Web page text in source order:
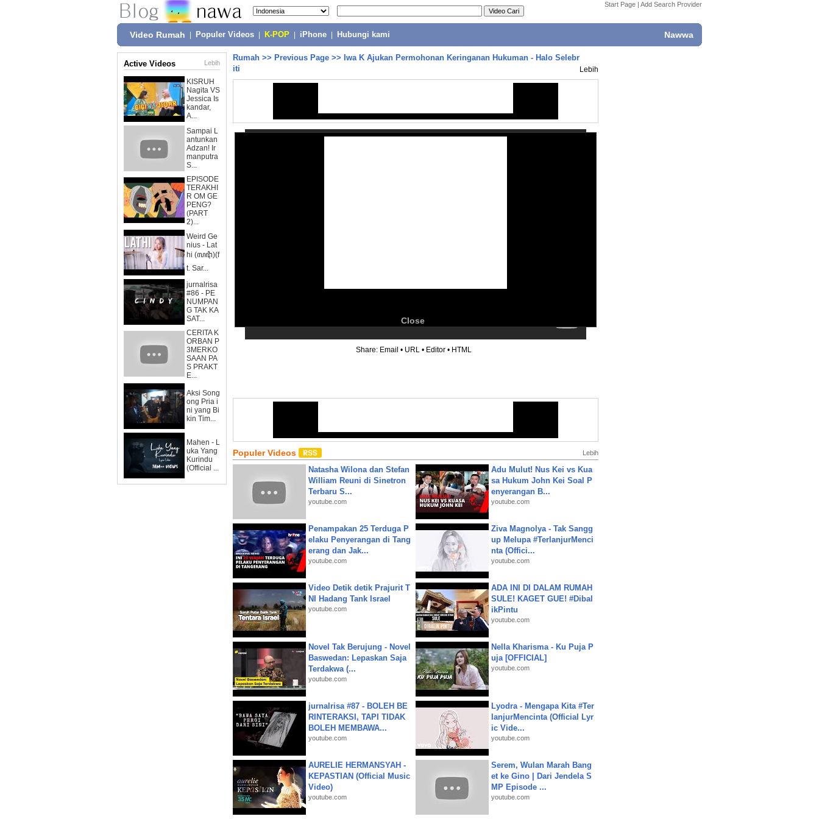
Start Page | Add Search Provider
Video Rumah Populer Videos K-POP iPhone Hubungi kami Nawwa
Active Videos Lebih
KISRUH
Nagita VS
Jessica Is
kandar,
A...
Sampai L
antunkan
Adzan! Ir
manputra
S...
EPISODE
TERAKHI
R OM GE
PENG?
(PART
2)...
Weird Ge
nius - Lat
hi (ꦭꦛꦶ)(f
t. Sar...
jurnalrisa
#86 - PE
NUMPAN
G TAK KA
SAT...
CERITA K
ORBAN P
3MERKO
SAAN PA
S PRAKT
E...
Aksi Song
ong Pria i
ni yang Bi
kin Tim...
Mahen - L
uka Yang
Kurindu
(Official ...
Rumah >> Previous Page >> Iwa K Ajukan Permohonan Keringanan Hukuman - Halo Selebr
iti
Lebih
Close
Share: Email • URL • Editor • HTML
Populer Videos Lebih
Natasha Wilona dan Stefan
William Reuni di Sinetron
Terbaru S...
youtube.com
Adu Mulut! Nus Kei vs Kua
sa Hukum John Kei Soal P
enyerangan B...
youtube.com
Penampakan 25 Terduga P
elaku Penyerangan di Tang
erang dan Jak...
youtube.com
Ziva Magnolya - Tak Sangg
up Melupa #TerlanjurMenci
nta (Offici...
youtube.com
Video Detik detik Prajurit T
NI Hadang Tank Israel
youtube.com
ADA INI DI DALAM RUMAH
SULE! KAGET GUE! #Dibal
ikPintu
youtube.com
Novel Tak Berujung - Novel
Baswedan: Lepaskan Saja
Terdakwa (...
youtube.com
Nella Kharisma - Ku Puja P
uja [OFFICIAL]
youtube.com
jurnalrisa #87 - BOLEH BE
RINTERAKSI, TAPI TIDAK
BOLEH MEMBAWA...
youtube.com
Lyodra - Mengapa Kita #Ter
lanjurMencinta (Official Lyr
ic Vide...
youtube.com
AURELIE HERMANSYAH -
KEPASTIAN (Official Music
Video)
youtube.com
Serem, Wulan Marah Bang
et ke Gino | Dari Jendela S
MP Episode ...
youtube.com